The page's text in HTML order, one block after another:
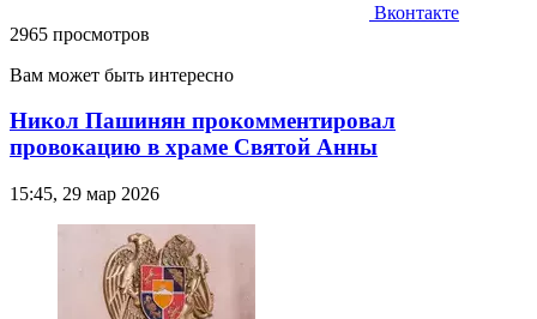
Вконтакте
2965 просмотров
Вам может быть интересно
Никол Пашинян прокомментировал
провокацию в храме Святой Анны
15:45, 29 мар 2026